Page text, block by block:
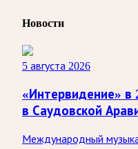
Новости
5 августа 2026
«Интервидение» в
в Саудовской
Международный